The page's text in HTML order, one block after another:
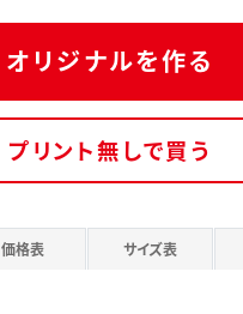
オリジナルを作る
プリント無しで買う
価格表 サイズ表